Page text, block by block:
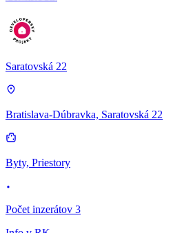
Saratovská 22
Bratislava-Dúbravka, Saratovská 22
Byty, Priestory
Počet inzerátov 3